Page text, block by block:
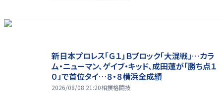
新日本プロレス「Ｇ１」Ｂブロック「大混戦」…カラ
ム・ニューマン、ゲイブ・キッド、成田蓮が「勝ち点１
０」で首位タイ…８・８横浜全成績
2026/08/08 21:20相撲格闘技